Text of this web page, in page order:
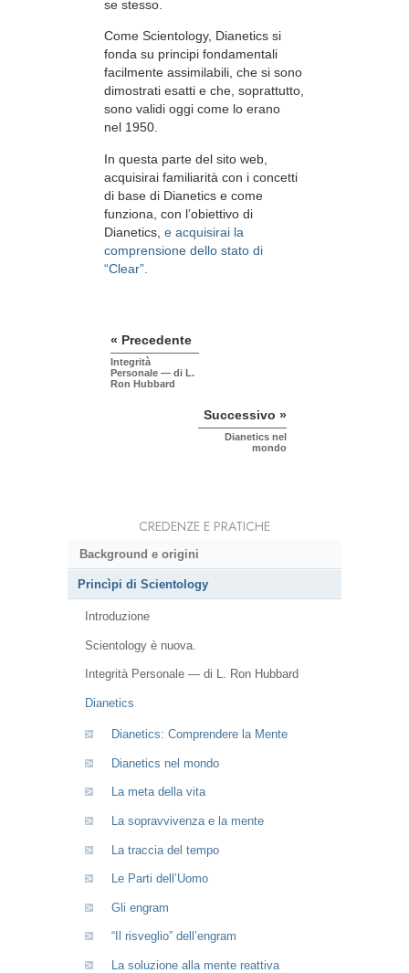
se stesso.
Come Scientology, Dianetics si
fonda su principi fondamentali
facilmente assimilabili, che si sono
dimostrati esatti e che, soprattutto,
sono validi oggi come lo erano
nel 1950.
In questa parte del sito web,
acquisirai familiarità con i concetti
di base di Dianetics e come
funziona, con l’obiettivo di
Dianetics, e acquisirai la
comprensione dello stato di
“Clear”.
« Precedente
Integrità
Personale — di L.
Ron Hubbard
Successivo »
Dianetics nel
mondo
CREDENZE E PRATICHE
Background e origini
Princìpi di Scientology
Introduzione
Scientology è nuova.
Integrità Personale — di L. Ron Hubbard
Dianetics
Dianetics: Comprendere la Mente
Dianetics nel mondo
La meta della vita
La sopravvivenza e la mente
La traccia del tempo
Le Parti dell’Uomo
Gli engram
“Il risveglio” dell’engram
La soluzione alla mente reattiva